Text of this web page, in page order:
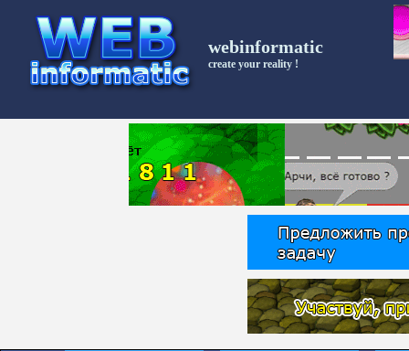
webinformatic
create your reality !